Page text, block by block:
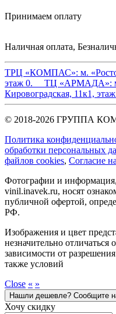
Принимаем оплату
Наличная оплата,
ТРЦ «КОМПАС»: м.
этаж 0. ТЦ «АРМАДА»:
Кировоградская, 11к1, этаж
© 2018-2026 ГРУППА
Политика
обработки персональных
файлов cookies, Согласие
Фотографии и
vinil.inavek.ru, носят
публичной офертой,
РФ.
Изображения и цвет
незначительно
зависимости от
также условий
Close « »
Нашли дешевле? Сообщите
Хочу скидку